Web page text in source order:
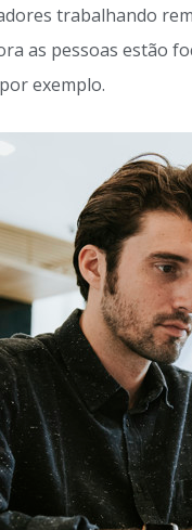
trabalhando
as pessoas estão
exemplo.